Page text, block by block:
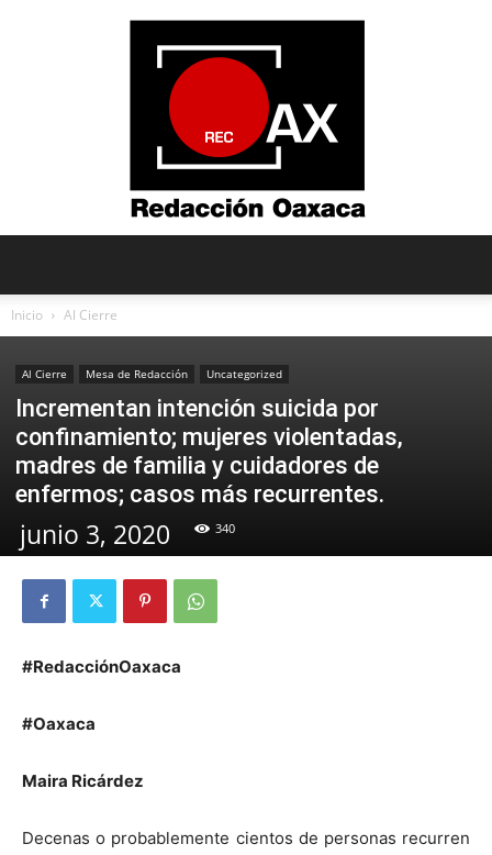
Oaxaca
Inicio Al Cierre
Al Cierre Mesa de Redacción Uncategorized
Incrementan intención suicida por
confinamiento; mujeres violentadas,
madres de familia y cuidadores de
enfermos; casos más recurrentes.
junio 3, 2020 340
#RedacciónOaxaca
#Oaxaca
Maira Ricárdez
Decenas o probablemente cientos de personas recurren